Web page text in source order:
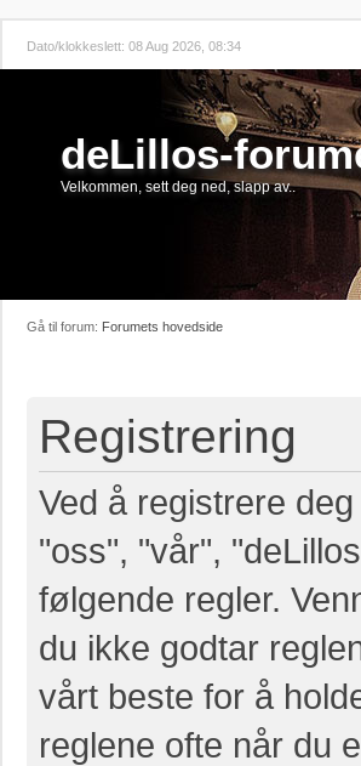
Dato/klokkeslett: 08 Aug 2026, 08:34
deLillos-
Velkommen, sett deg ned, slapp av..
Gå til forum: Forumets hovedside
Registrering
Ved å registrere
"oss", "vår",
følgende regler.
du ikke godtar
vårt beste for å
reglene ofte når du